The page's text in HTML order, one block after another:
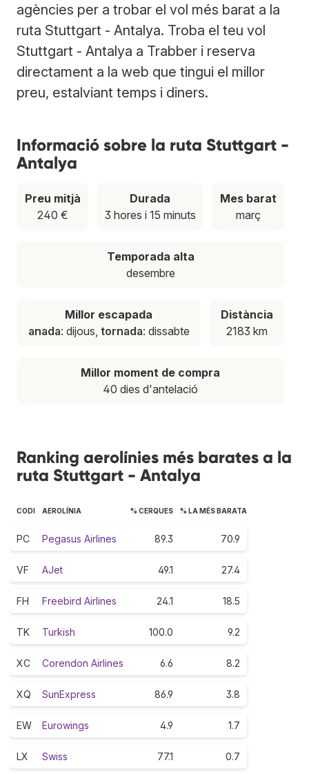
agències per a trobar el vol més barat a la
ruta Stuttgart - Antalya. Troba el teu vol
Stuttgart - Antalya a Trabber i reserva
directament a la web que tingui el millor
preu, estalviant temps i diners.
Informació sobre la ruta Stuttgart -
Antalya
Preu mitjà
240 €
Durada
3 hores i 15 minuts
Mes barat
març
Temporada alta
desembre
Millor escapada
anada: dijous, tornada: dissabte
Distància
2183 km
Millor moment de compra
40 dies d'antelació
Ranking aerolínies més barates a la
ruta Stuttgart - Antalya
CODI AEROLÍNIA % CERQUES % LA MÉS BARATA
PC Pegasus Airlines 89.3 70.9
VF AJet 49.1 27.4
FH Freebird Airlines 24.1 18.5
TK Turkish 100.0 9.2
XC Corendon Airlines 6.6 8.2
XQ SunExpress 86.9 3.8
EW Eurowings 4.9 1.7
LX Swiss 77.1 0.7